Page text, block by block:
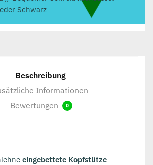
Schwarz
Beschreibung
Informationen
Bewertungen
0
eingebettete Kopfstütze